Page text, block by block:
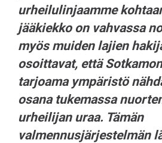
urheilulinjaamme
jääkiekko on vahvassa
myös muiden lajien
osoittavat, että
tarjoama ympäristö
osana tukemassa
urheilijan uraa. Tämän
valmennusjärjestelmän